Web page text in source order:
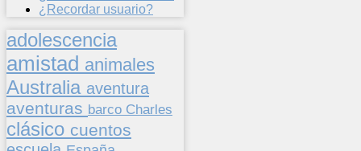
¿Recordar usuario?
adolescencia
amistad animales
Australia aventura
aventuras barco Charles
clásico cuentos